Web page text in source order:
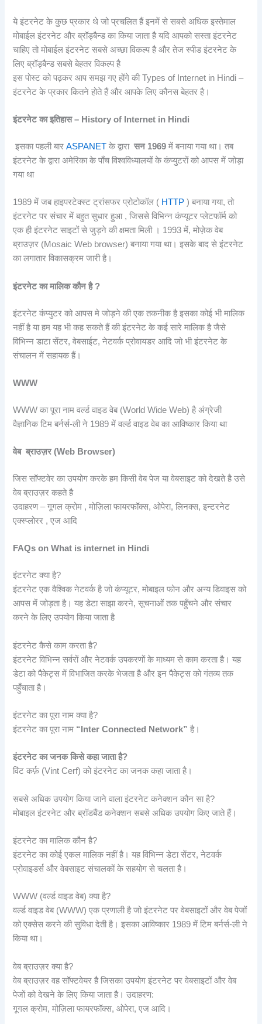
ये इंटरनेट के कुछ प्रकार थे जो प्रचलित हैं इनमें से सबसे अधिक इस्तेमाल
मोबाईल इंटरनेट और ब्रॉड्बैन्ड का किया जाता है यदि आपको सस्ता इंटरनेट
चाहिए तो मोबाईल इंटरनेट सबसे अच्छा विकल्प है और तेज स्पीड इंटरनेट के
लिए ब्रॉड्बैन्ड सबसे बेहतर विकल्प है
इस पोस्ट को पढ़कर आप समझ गए होंगे की Types of Internet in Hindi –
इंटरनेट के प्रकार कितने होते हैं और आपके लिए कौनस बेहतर है।
इंटरनेट का इतिहास – History of Internet in Hindi
इसका पहली बारASPANETके द्वारासन 1969 में बनाया गया था। तब
इंटरनेट के द्वारा अमेरिका के पाँच विश्वविध्यालयों के कंप्युटरों को आपस में जोड़ा
गया था
1989 में जब हाइपरटेक्स्ट ट्रांसफर प्रोटोकॉल ( HTTP ) बनाया गया, तो
इंटरनेट पर संचार में बहुत सुधार हुआ , जिससे विभिन्न कंप्यूटर प्लेटफॉर्म को
एक ही इंटरनेट साइटों से जुड़ने की क्षमता मिली । 1993 में, मोज़ेक वेब
ब्राउज़र (Mosaic Web browser) बनाया गया था। इसके बाद से इंटरनेट
का लगातार विकासक्रम जारी है।
इंटरनेट का मालिक कौन है ?
इंटरनेट कंप्युटर को आपस मे जोड़ने की एक तकनीक है इसका कोई भी मालिक
नहीं है या हम यह भी कह सकते हैं की इंटरनेट के कई सारे मालिक है जैसे
विभिन्न डाटा सेंटर, वेबसाईट, नेटवर्क प्रोवायडर आदि जो भी इंटरनेट के
संचालन में सहायक हैं।
WWW
WWW का पूरा नाम वर्ल्ड वाइड वेब (World Wide Web) है अंग्रेजी
वैज्ञानिक टिम बर्नर्स-ली ने 1989 में वर्ल्ड वाइड वेब का आविष्कार किया था
वेब ब्राउज़र (Web Browser)
जिस सॉफ्टवेर का उपयोग करके हम किसी वेब पेज या वेबसाइट को देखते है उसे
वेब ब्राउज़र कहते है
उदाहरण – गूगल क्रोम , मोज़िला फायरफॉक्स, ओपेरा, लिनक्स, इन्टरनेट
एक्स्प्लोरर , एज आदि
FAQs on What is internet in Hindi
इंटरनेट क्या है?
इंटरनेट एक वैश्विक नेटवर्क है जो कंप्यूटर, मोबाइल फोन और अन्य डिवाइस को
आपस में जोड़ता है। यह डेटा साझा करने, सूचनाओं तक पहुँचने और संचार
करने के लिए उपयोग किया जाता है
इंटरनेट कैसे काम करता है?
इंटरनेट विभिन्न सर्वरों और नेटवर्क उपकरणों के माध्यम से काम करता है। यह
डेटा को पैकेट्स में विभाजित करके भेजता है और इन पैकेट्स को गंतव्य तक
पहुँचाता है।
इंटरनेट का पूरा नाम क्या है?
इंटरनेट का पूरा नाम “Inter Connected Network” है।
इंटरनेट का जनक किसे कहा जाता है?
विंट कर्फ़ (Vint Cerf) को इंटरनेट का जनक कहा जाता है।
सबसे अधिक उपयोग किया जाने वाला इंटरनेट कनेक्शन कौन सा है?
मोबाइल इंटरनेट और ब्रॉडबैंड कनेक्शन सबसे अधिक उपयोग किए जाते हैं।
इंटरनेट का मालिक कौन है?
इंटरनेट का कोई एकल मालिक नहीं है। यह विभिन्न डेटा सेंटर, नेटवर्क
प्रोवाइडर्स और वेबसाइट संचालकों के सहयोग से चलता है।
WWW (वर्ल्ड वाइड वेब) क्या है?
वर्ल्ड वाइड वेब (WWW) एक प्रणाली है जो इंटरनेट पर वेबसाइटों और वेब पेजों
को एक्सेस करने की सुविधा देती है। इसका आविष्कार 1989 में टिम बर्नर्स-ली ने
किया था।
वेब ब्राउज़र क्या है?
वेब ब्राउज़र वह सॉफ्टवेयर है जिसका उपयोग इंटरनेट पर वेबसाइटों और वेब
पेजों को देखने के लिए किया जाता है। उदाहरण:
गूगल क्रोम, मोज़िला फायरफॉक्स, ओपेरा, एज आदि।